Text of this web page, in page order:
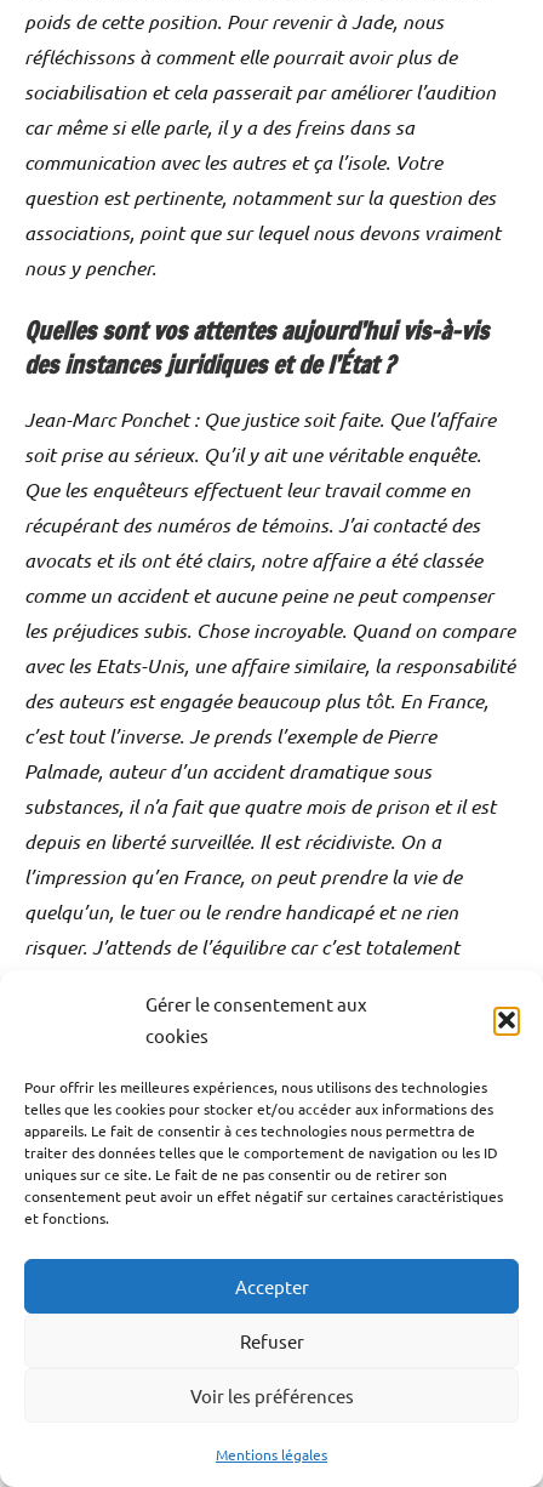
Gérer le consentement aux
cookies
Pour offrir les meilleures expériences, nous utilisons des technologies
telles que les cookies pour stocker et/ou accéder aux informations des
appareils. Le fait de consentir à ces technologies nous permettra de
traiter des données telles que le comportement de navigation ou les ID
uniques sur ce site. Le fait de ne pas consentir ou de retirer son
consentement peut avoir un effet négatif sur certaines caractéristiques
et fonctions.
Accepter
Refuser
Voir les préférences
Mentions légales
poids de cette position. Pour revenir à Jade, nous
réfléchissons à comment elle pourrait avoir plus de
sociabilisation et cela passerait par améliorer l’audition
car même si elle parle, il y a des freins dans sa
communication avec les autres et ça l’isole. Votre
question est pertinente, notamment sur la question des
associations, point que sur lequel nous devons vraiment
nous y pencher.
Quelles sont vos attentes aujourd’hui vis-à-vis
des instances juridiques et de l’État ?
Jean-Marc Ponchet : Que justice soit faite. Que l’affaire
soit prise au sérieux. Qu’il y ait une véritable enquête.
Que les enquêteurs effectuent leur travail comme en
récupérant des numéros de témoins. J’ai contacté des
avocats et ils ont été clairs, notre affaire a été classée
comme un accident et aucune peine ne peut compenser
les préjudices subis. Chose incroyable. Quand on compare
avec les Etats-Unis, une affaire similaire, la responsabilité
des auteurs est engagée beaucoup plus tôt. En France,
c’est tout l’inverse. Je prends l’exemple de Pierre
Palmade, auteur d’un accident dramatique sous
substances, il n’a fait que quatre mois de prison et il est
depuis en liberté surveillée. Il est récidiviste. On a
l’impression qu’en France, on peut prendre la vie de
quelqu’un, le tuer ou le rendre handicapé et ne rien
risquer. J’attends de l’équilibre car c’est totalement
Quels sont vos espoirs pour Jade, malgré les
séquelles ?
Jean-Marc Ponchet : Mes espoirs pour Jade est qu’elle
puisse entendre de nouveau et qu’elle continue de
progresser sur la partie mobilité. Qu’elle puisse retrouver
n’en sais rien. Mais le meilleur possible pour qu’elle puisse
goûter un peu plus à la vie et qu’elle gagne encore plus en
autonomie. Elle a 23 ans et elle a une auxiliaire de vie
choses qu’elle ne peut plus faire seule. J’espère donc
qu’elle sera plus autonome pour pouvoir créer une vie